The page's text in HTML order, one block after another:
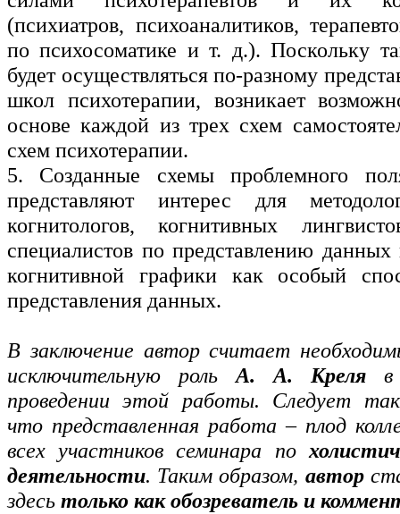
(психиатров, психоаналитиков,
по психосоматике и т. д.). Поскольку
будет осуществляться по-разному
школ психотерапии, возникает
основе каждой из трех схем
схем психотерапии.
5. Созданные схемы проблемного
представляют интерес для
когнитологов, когнитивных
специалистов по представлению данных
когнитивной графики как особый
представления данных.
В заключение автор считает
исключительную роль А. А. Креля
проведении этой работы. Следует
что представленная работа – плод
всех участников семинара по
деятельности. Таким образом, автор
здесь только как обозреватель и